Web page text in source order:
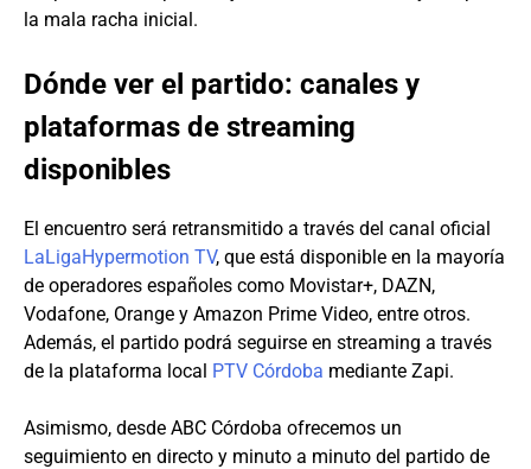
la mala racha inicial.
Dónde ver el partido: canales y
plataformas de streaming
disponibles
El encuentro será retransmitido a través del canal oficial
LaLigaHypermotion TV, que está disponible en la mayoría
de operadores españoles como Movistar+, DAZN,
Vodafone, Orange y Amazon Prime Video, entre otros.
Además, el partido podrá seguirse en streaming a través
de la plataforma local PTV Córdoba mediante Zapi.
Asimismo, desde ABC Córdoba ofrecemos un
seguimiento en directo y minuto a minuto del partido de